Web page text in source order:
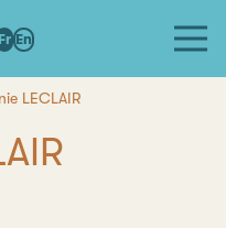
Fr En
LECLAIR